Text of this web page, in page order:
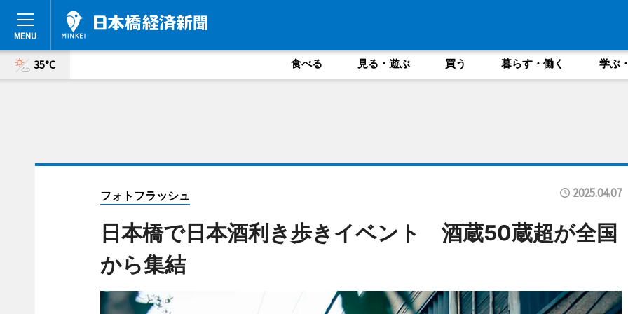
35°C 食べる 見る・遊ぶ 買う 暮らす・働く 学ぶ
フォトフラッシュ 2025.04.07
日本橋で日本酒利き歩きイベント 酒蔵50蔵超が全国
から集結